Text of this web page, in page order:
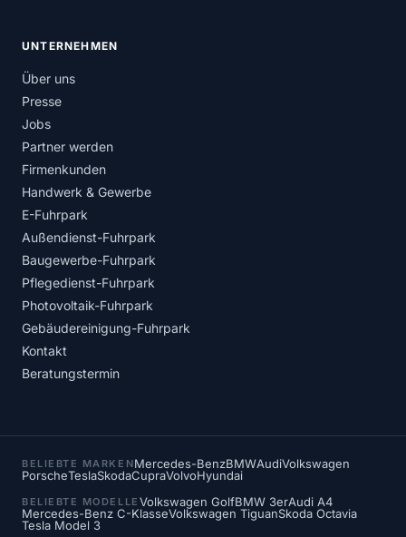
UNTERNEHMEN
Über uns
Presse
Jobs
Partner werden
Firmenkunden
Handwerk & Gewerbe
E-Fuhrpark
Außendienst-Fuhrpark
Baugewerbe-Fuhrpark
Pflegedienst-Fuhrpark
Photovoltaik-Fuhrpark
Gebäudereinigung-Fuhrpark
Kontakt
Beratungstermin
BELIEBTE MARKENMercedes-BenzBMWAudiVolkswagen
PorscheTeslaSkodaCupraVolvoHyundai
BELIEBTE MODELLE Volkswagen GolfBMW 3erAudi A4
Mercedes-Benz C-KlasseVolkswagen TiguanSkoda Octavia
Tesla Model 3